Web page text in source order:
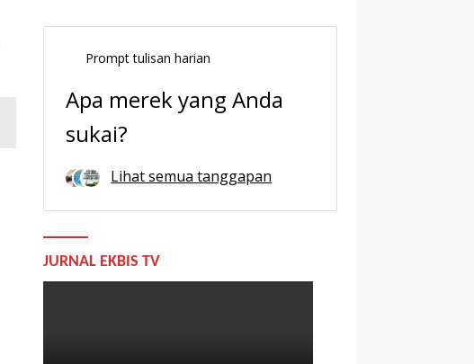
Prompt tulisan harian
Apa merek yang Anda
sukai?
Lihat semua tanggapan
JURNAL EKBIS TV